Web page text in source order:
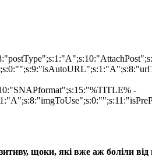
-
щоки, які вже аж боліли